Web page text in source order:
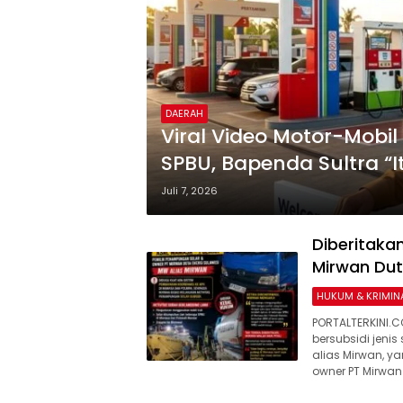
DAERAH
​Viral Video Motor-Mobil
SPBU, Bapenda Sultra
Juli 7, 2026
Mirwan
HUKUM &
bersubsidi jenis
alias Mirwan,
owner PT